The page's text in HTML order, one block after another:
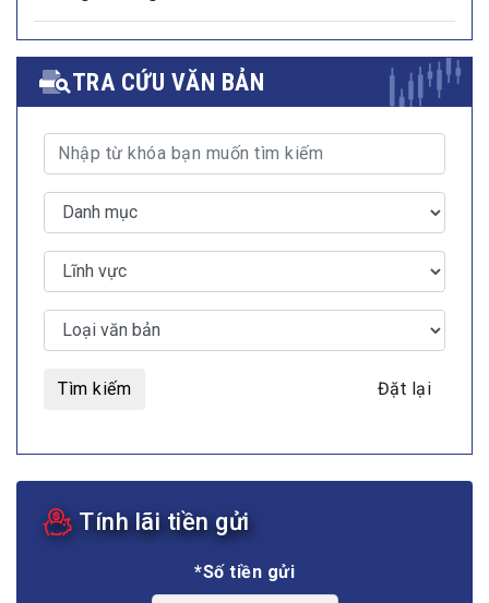
TRA CỨU VĂN BẢN
Tìm kiếm Đặt lại
Tính lãi tiền gửi
*Số tiền gửi